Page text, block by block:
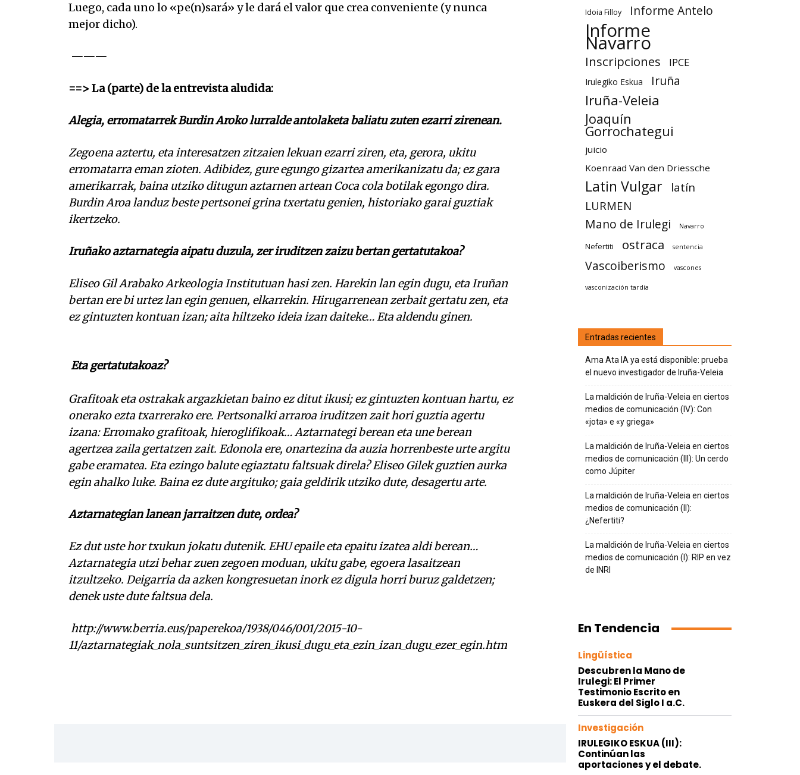
Luego, cada uno lo «pe(n)sará» y le dará el valor que crea conveniente (y nunca
mejor dicho).
———
==> La (parte) de la entrevista aludida:
Alegia, erromatarrek Burdin Aroko lurralde antolaketa baliatu zuten ezarri zirenean.
Zegoena aztertu, eta interesatzen zitzaien lekuan ezarri ziren, eta, gerora, ukitu
erromatarra eman zioten. Adibidez, gure egungo gizartea amerikanizatu da; ez gara
amerikarrak, baina utziko ditugun aztarnen artean Coca cola botilak egongo dira.
Burdin Aroa landuz beste pertsonei grina txertatu genien, historiako garai guztiak
ikertzeko.
Iruñako aztarnategia aipatu duzula, zer iruditzen zaizu bertan gertatutakoa?
Eliseo Gil Arabako Arkeologia Institutuan hasi zen. Harekin lan egin dugu, eta Iruñan
bertan ere bi urtez lan egin genuen, elkarrekin. Hirugarrenean zerbait gertatu zen, eta
ez gintuzten kontuan izan; aita hiltzeko ideia izan daiteke… Eta aldendu ginen.
Eta gertatutakoaz?
Grafitoak eta ostrakak argazkietan baino ez ditut ikusi; ez gintuzten kontuan hartu, ez
onerako ezta txarrerako ere. Pertsonalki arraroa iruditzen zait hori guztia agertu
izana: Erromako grafitoak, hieroglifikoak… Aztarnategi berean eta une berean
agertzea zaila gertatzen zait. Edonola ere, onartezina da auzia horrenbeste urte argitu
gabe eramatea. Eta ezingo balute egiaztatu faltsuak direla? Eliseo Gilek guztien aurka
egin ahalko luke. Baina ez dute argituko; gaia geldirik utziko dute, desagertu arte.
Aztarnategian lanean jarraitzen dute, ordea?
Ez dut uste hor txukun jokatu dutenik. EHU epaile eta epaitu izatea aldi berean…
Aztarnategia utzi behar zuen zegoen moduan, ukitu gabe, egoera lasaitzean
itzultzeko. Deigarria da azken kongresuetan inork ez digula horri buruz galdetzen;
denek uste dute faltsua dela.
http://www.berria.eus/paperekoa/1938/046/001/2015-10-
11/aztarnategiak_nola_suntsitzen_ziren_ikusi_dugu_eta_ezin_izan_dugu_ezer_egin.htm
Idoia Filloy Informe Antelo
Informe
Navarro
Inscripciones IPCE
Irulegiko Eskua Iruña
Iruña-Veleia
Joaquín
Gorrochategui
juicio
Koenraad Van den Driessche
Latin Vulgar
latín
LURMEN
Mano de Irulegi Navarro
Nefertiti ostraca sentencia
Vascoiberismo vascones
vasconización tardía
Entradas recientes
Ama Ata IA ya está disponible: prueba
el nuevo investigador de Iruña-Veleia
La maldición de Iruña-Veleia en ciertos
medios de comunicación (IV): Con
«jota» e «y griega»
La maldición de Iruña-Veleia en ciertos
medios de comunicación (III): Un cerdo
como Júpiter
La maldición de Iruña-Veleia en ciertos
medios de comunicación (II):
¿Nefertiti?
La maldición de Iruña-Veleia en ciertos
medios de comunicación (I): RIP en vez
de INRI
En Tendencia
Lingüística
Descubren la Mano de
Irulegi: El Primer
Testimonio Escrito en
Euskera del Siglo I a.C.
Investigación
IRULEGIKO ESKUA (III):
Continúan las
aportaciones y el debate.